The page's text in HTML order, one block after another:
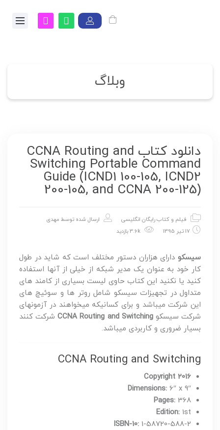
وبلاگ
دانلود کتاب CCNA Routing and
Switching Portable Command
Guide (ICND1 100-105, ICND2
200-105, and CCNA 200-125)
فیلم و کتاب رایگان انگلیسی ارسال شده توسط مهدی
17 تیر 1395
سیسکو دارای هزاران دستور مختلف است که شاید در طول
کار خود به عنوان یک مدیر شبکه از خیلی از آنها استفاده
کنید یا نکنید این کتاب حاوی لیست بسیاری از کامند های
متداول در تجهیزات سیسکو شامل روتر ها و سوئیچ های
این شرکت میباشد و برای کسانیکه میخواهند در آزمونهای
شرکت سیسکوCCNA Routing and Switchingشرکت کنند
بسیار ضروری و کاربردی میباشد.
CCNA Routing and Switching
Copyright 2016
Dimensions: 6″ x 9″
Pages: 368
Edition: 1st
ISBN-10: 1-58720-588-2